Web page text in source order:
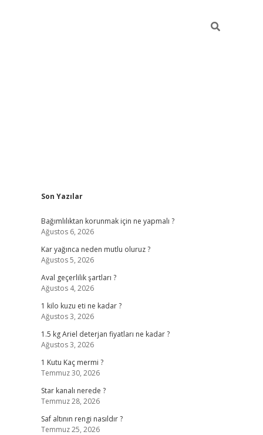
Sidebar
Son Yazılar
Bağımlılıktan korunmak için ne yapmalı ?
Ağustos 6, 2026
Kar yağınca neden mutlu oluruz ?
Ağustos 5, 2026
Aval geçerlilik şartları ?
Ağustos 4, 2026
1 kilo kuzu eti ne kadar ?
Ağustos 3, 2026
1.5 kg Ariel deterjan fiyatları ne kadar ?
Ağustos 3, 2026
1 Kutu Kaç mermi ?
Temmuz 30, 2026
Star kanalı nerede ?
Temmuz 28, 2026
Saf altının rengi nasıldır ?
Temmuz 25, 2026